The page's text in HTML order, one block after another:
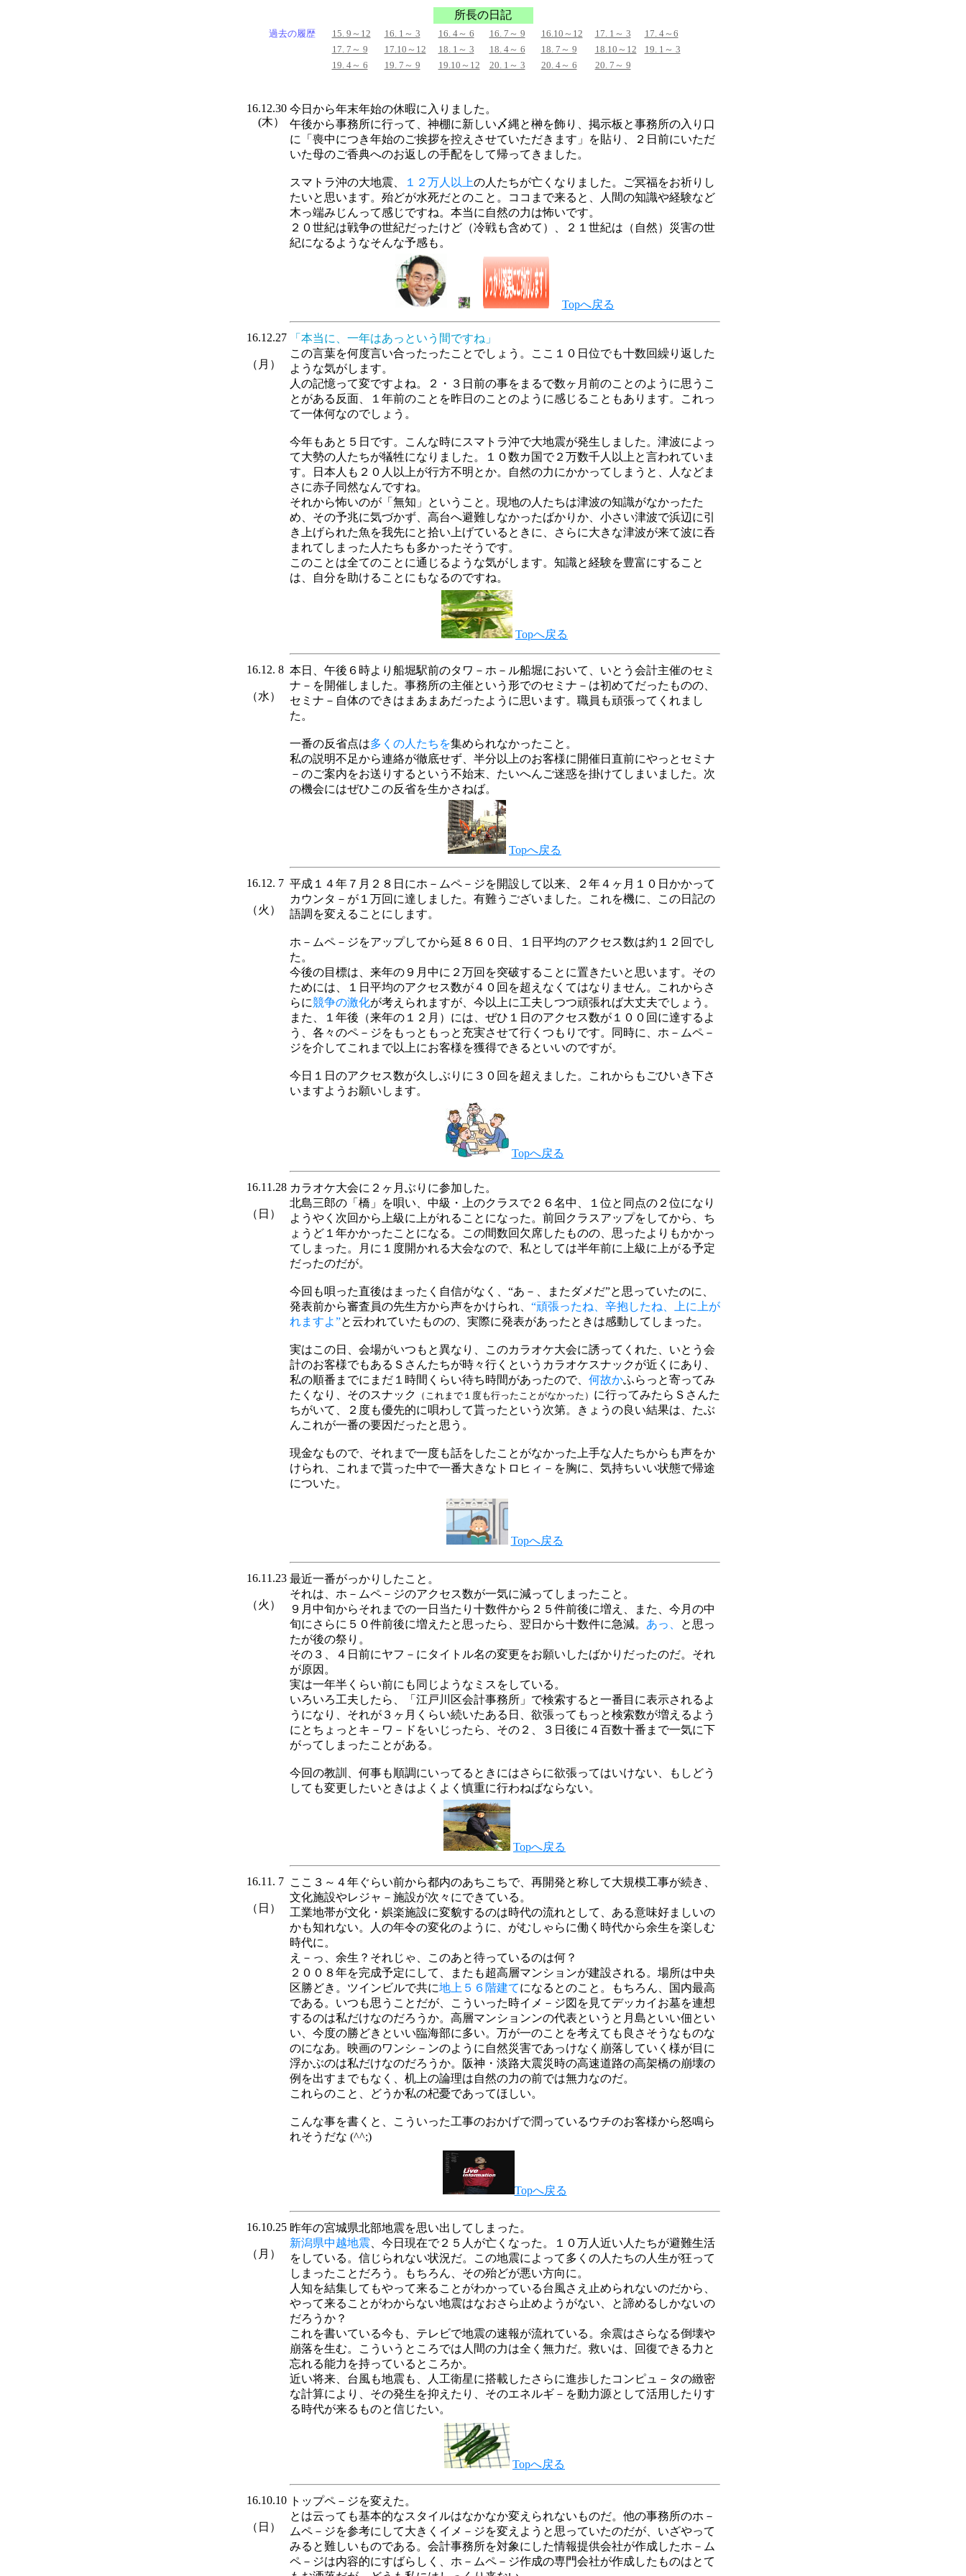
所長の日記
過去の履歴 15. 9～12 16. 1～ 3 16. 4～ 6 16. 7～ 9 16.10～12 17. 1～ 3
17. 4～6
17. 7～ 9
17.10～12 18. 1～ 3 18. 4～ 6 18. 7～ 9 18.10～12
19. 1～ 3
19. 4～ 6
19. 7～ 9 19.10～12 20. 1～ 3 20. 4～ 6 20. 7～ 9
16.12.30
(木）
今日から年末年始の休暇に入りました。
午後から事務所に行って、神棚に新しい〆縄と榊を飾り、掲示板と事務所の入り口
に「喪中につき年始のご挨拶を控えさせていただきます」を貼り、２日前にいただ
いた母のご香典へのお返しの手配をして帰ってきました。
スマトラ沖の大地震、 １２万人以上の人たちが亡くなりました。ご冥福をお祈りし
たいと思います。殆どが水死だとのこと。ココまで来ると、人間の知識や経験など
木っ端みじんって感じですね。本当に自然の力は怖いです。
２０世紀は戦争の世紀だったけど（冷戦も含めて）、２１世紀は（自然）災害の世
紀になるようなそんな予感も。
Topへ戻る
16.12.27
（月）
「本当に、一年はあっという間ですね」
この言葉を何度言い合ったったことでしょう。ここ１０日位でも十数回繰り返した
ような気がします。
人の記憶って変ですよね。２・３日前の事をまるで数ヶ月前のことのように思うこ
とがある反面、１年前のことを昨日のことのように感じることもあります。これっ
て一体何なのでしょう。
今年もあと５日です。こんな時にスマトラ沖で大地震が発生しました。津波によっ
て大勢の人たちが犠牲になりました。１０数カ国で２万数千人以上と言われていま
す。日本人も２０人以上が行方不明とか。自然の力にかかってしまうと、人などま
さに赤子同然なんですね。
それから怖いのが「無知」ということ。現地の人たちは津波の知識がなかったた
め、その予兆に気づかず、高台へ避難しなかったばかりか、小さい津波で浜辺に引
き上げられた魚を我先にと拾い上げているときに、さらに大きな津波が来て波に呑
まれてしまった人たちも多かったそうです。
このことは全てのことに通じるような気がします。知識と経験を豊富にすること
は、自分を助けることにもなるのですね。
Topへ戻る
16.12. 8
（水）
本日、午後６時より船堀駅前のタワ－ホ－ル船堀において、いとう会計主催のセミ
ナ－を開催しました。事務所の主催という形でのセミナ－は初めてだったものの、
セミナ－自体のできはまあまあだったように思います。職員も頑張ってくれまし
た。
一番の反省点は多くの人たちを集められなかったこと。
私の説明不足から連絡が徹底せず、半分以上のお客様に開催日直前にやっとセミナ
－のご案内をお送りするという不始末、たいへんご迷惑を掛けてしまいました。次
の機会にはぜひこの反省を生かさねば。
Topへ戻る
16.12. 7
（火）
平成１４年７月２８日にホ－ムペ－ジを開設して以来、２年４ヶ月１０日かかって
カウンタ－が１万回に達しました。有難うございました。これを機に、この日記の
語調を変えることにします。
ホ－ムペ－ジをアップしてから延８６０日、１日平均のアクセス数は約１２回でし
た。
今後の目標は、来年の９月中に２万回を突破することに置きたいと思います。その
ためには、１日平均のアクセス数が４０回 を超えなくてはなりません。これからさ
らに競争の激化が考えられますが、今以上に工夫しつつ頑張れば大丈夫でしょう。
また、１年後（来年の１２月）には、ぜひ１日のアクセス数が１００回 に達するよ
う、各々のペ－ジをもっともっと充実させて行くつもりです。同時に、ホ－ムペ－
ジを介してこれまで以上にお客様を獲得できるといいのですが。
今日１日のアクセス数が久しぶりに３０回を超えました。これからもごひいき下さ
いますようお願いします。
Topへ戻る
16.11.28
（日）
カラオケ大会に２ヶ月ぶりに参加した。
北島三郎の「橋」を唄い、中級・上のクラスで２６名中、１位と同点の２位になり
ようやく次回から上級に上がれることになった。前回クラスアップをしてから、ち
ょうど１年かかったことになる。この間数回欠席したものの、思ったよりもかかっ
てしまった。月に１度開かれる大会なので、私としては半年前に上級に上がる予定
だったのだが。
今回も唄った直後はまったく自信がなく、“あ－、またダメだ”と思っていたのに、
発表前から審査員の先生方から声をかけられ、 “頑張ったね、辛抱したね、上に上が
れますよ”と云われていたものの、実際に発表があったときは感動してしまった。
実はこの日、会場がいつもと異なり、このカラオケ大会に誘ってくれた、いとう会
計のお客様でもあるＳさんたちが時々行くというカラオケスナックが近くにあり、
私の順番までにまだ１時間くらい待ち時間があったので、 何故かふらっと寄ってみ
たくなり、そのスナック （これまで１度も行ったことがなかった） に行ってみたらＳさんた
ちがいて、２度も優先的に唄わして貰ったという次第。きょうの良い結果は、たぶ
んこれが一番の要因だったと思う。
現金なもので、それまで一度も話をしたことがなかった上手な人たちからも声をか
けられ、これまで貰った中で一番大きなトロヒィ－を胸に、気持ちいい状態で帰途
についた。
Topへ戻る
16.11.23
（火）
最近一番がっかりしたこと。
それは、ホ－ムペ－ジのアクセス数が一気に減ってしまったこと。
９月中旬からそれまでの一日当たり十数件から２５件前後に増え、また、今月の中
旬にさらに５０件前後に増えたと思ったら、翌日から十数件に急減。 あっ、
と思っ
たが後の祭り。
その３、４日前にヤフ－にタイトル名の変更をお願いしたばかりだったのだ。それ
が原因。
実は一年半くらい前にも同じようなミスをしている。
いろいろ工夫したら、「江戸川区会計事務所」で検索すると一番目に表示されるよ
うになり、それが３ヶ月くらい続いたある日、欲張ってもっと検索数が増えるよう
にとちょっとキ－ワ－ドをいじったら、その２、３日後に４百数十番まで一気に下
がってしまったことがある。
今回の教訓、何事も順調にいってるときにはさらに欲張ってはいけない、もしどう
しても変更したいときはよくよく慎重に行わねばならない。
Topへ戻る
16.11. 7
（日）
ここ３～４年ぐらい前から都内のあちこちで、再開発と称して大規模工事が続き、
文化施設やレジャ－施設が次々にできている。
工業地帯が文化・娯楽施設に変貌するのは時代の流れとして、ある意味好ましいの
かも知れない。人の年令の変化のように、がむしゃらに働く時代から余生を楽しむ
時代に。
え－っ、余生？それじゃ、このあと待っているのは何？
２００８年を完成予定にして、またも超高層マンションが建設される。場所は中央
区勝どき。ツインビルで共に地上５６階建てになるとのこと。もちろん、国内最高
である。いつも思うことだが、こういった時イメ－ジ図を見てデッカイお墓を連想
するのは私だけなのだろうか。高層マンションンの代表というと月島といい佃とい
い、今度の勝どきといい臨海部に多い。万が一のことを考えても良さそうなものな
のになあ。映画のワンシ－ンのように自然災害であっけなく崩落していく様が目に
浮かぶのは私だけなのだろうか。阪神・淡路大震災時の高速道路の高架橋の崩壊の
例を出すまでもなく、机上の論理は自然の力の前では無力なのだ。
これらのこと、どうか私の杞憂であってほしい。
こんな事を書くと、こういった工事のおかげで潤っているウチのお客様から怒鳴ら
れそうだな (^^;)
Topへ戻る
16.10.25
（月）
昨年の宮城県北部地震を思い出してしまった。
新潟県中越地震 、今日現在で２５人が亡くなった。１０万人近い人たちが避難生活
をしている。信じられない状況だ。この地震によって多くの人たちの人生が狂って
しまったことだろう。もちろん、その殆どが悪い方向に。
人知を結集してもやって来ることがわかっている台風さえ止められないのだから、
やって来ることがわからない地震はなおさら止めようがない、と諦めるしかないの
だろうか？
これを書いている今も、テレビで地震の速報が流れている。余震はさらなる倒壊や
崩落を生む。こういうところでは人間の力は全く無力だ。救いは、回復できる力と
忘れる能力を持っているところか。
近い将来、台風も地震も、人工衛星に搭載したさらに進歩したコンピュ－タの緻密
な計算により、その発生を抑えたり、そのエネルギ－を動力源として活用したりす
る時代が来るものと信じたい。
Topへ戻る
16.10.10
（日）
トップペ－ジを変えた。
とは云っても基本的なスタイルはなかなか変えられないものだ。他の事務所のホ－
ムペ－ジを参考にして大きくイメ－ジを変えようと思っていたのだが、いざやって
みると難しいものである。会計事務所を対象にした情報提供会社が作成したホ－ム
ペ－ジは内容的にすばらしく、ホ－ムペ－ジ作成の専門会社が作成したものはとて